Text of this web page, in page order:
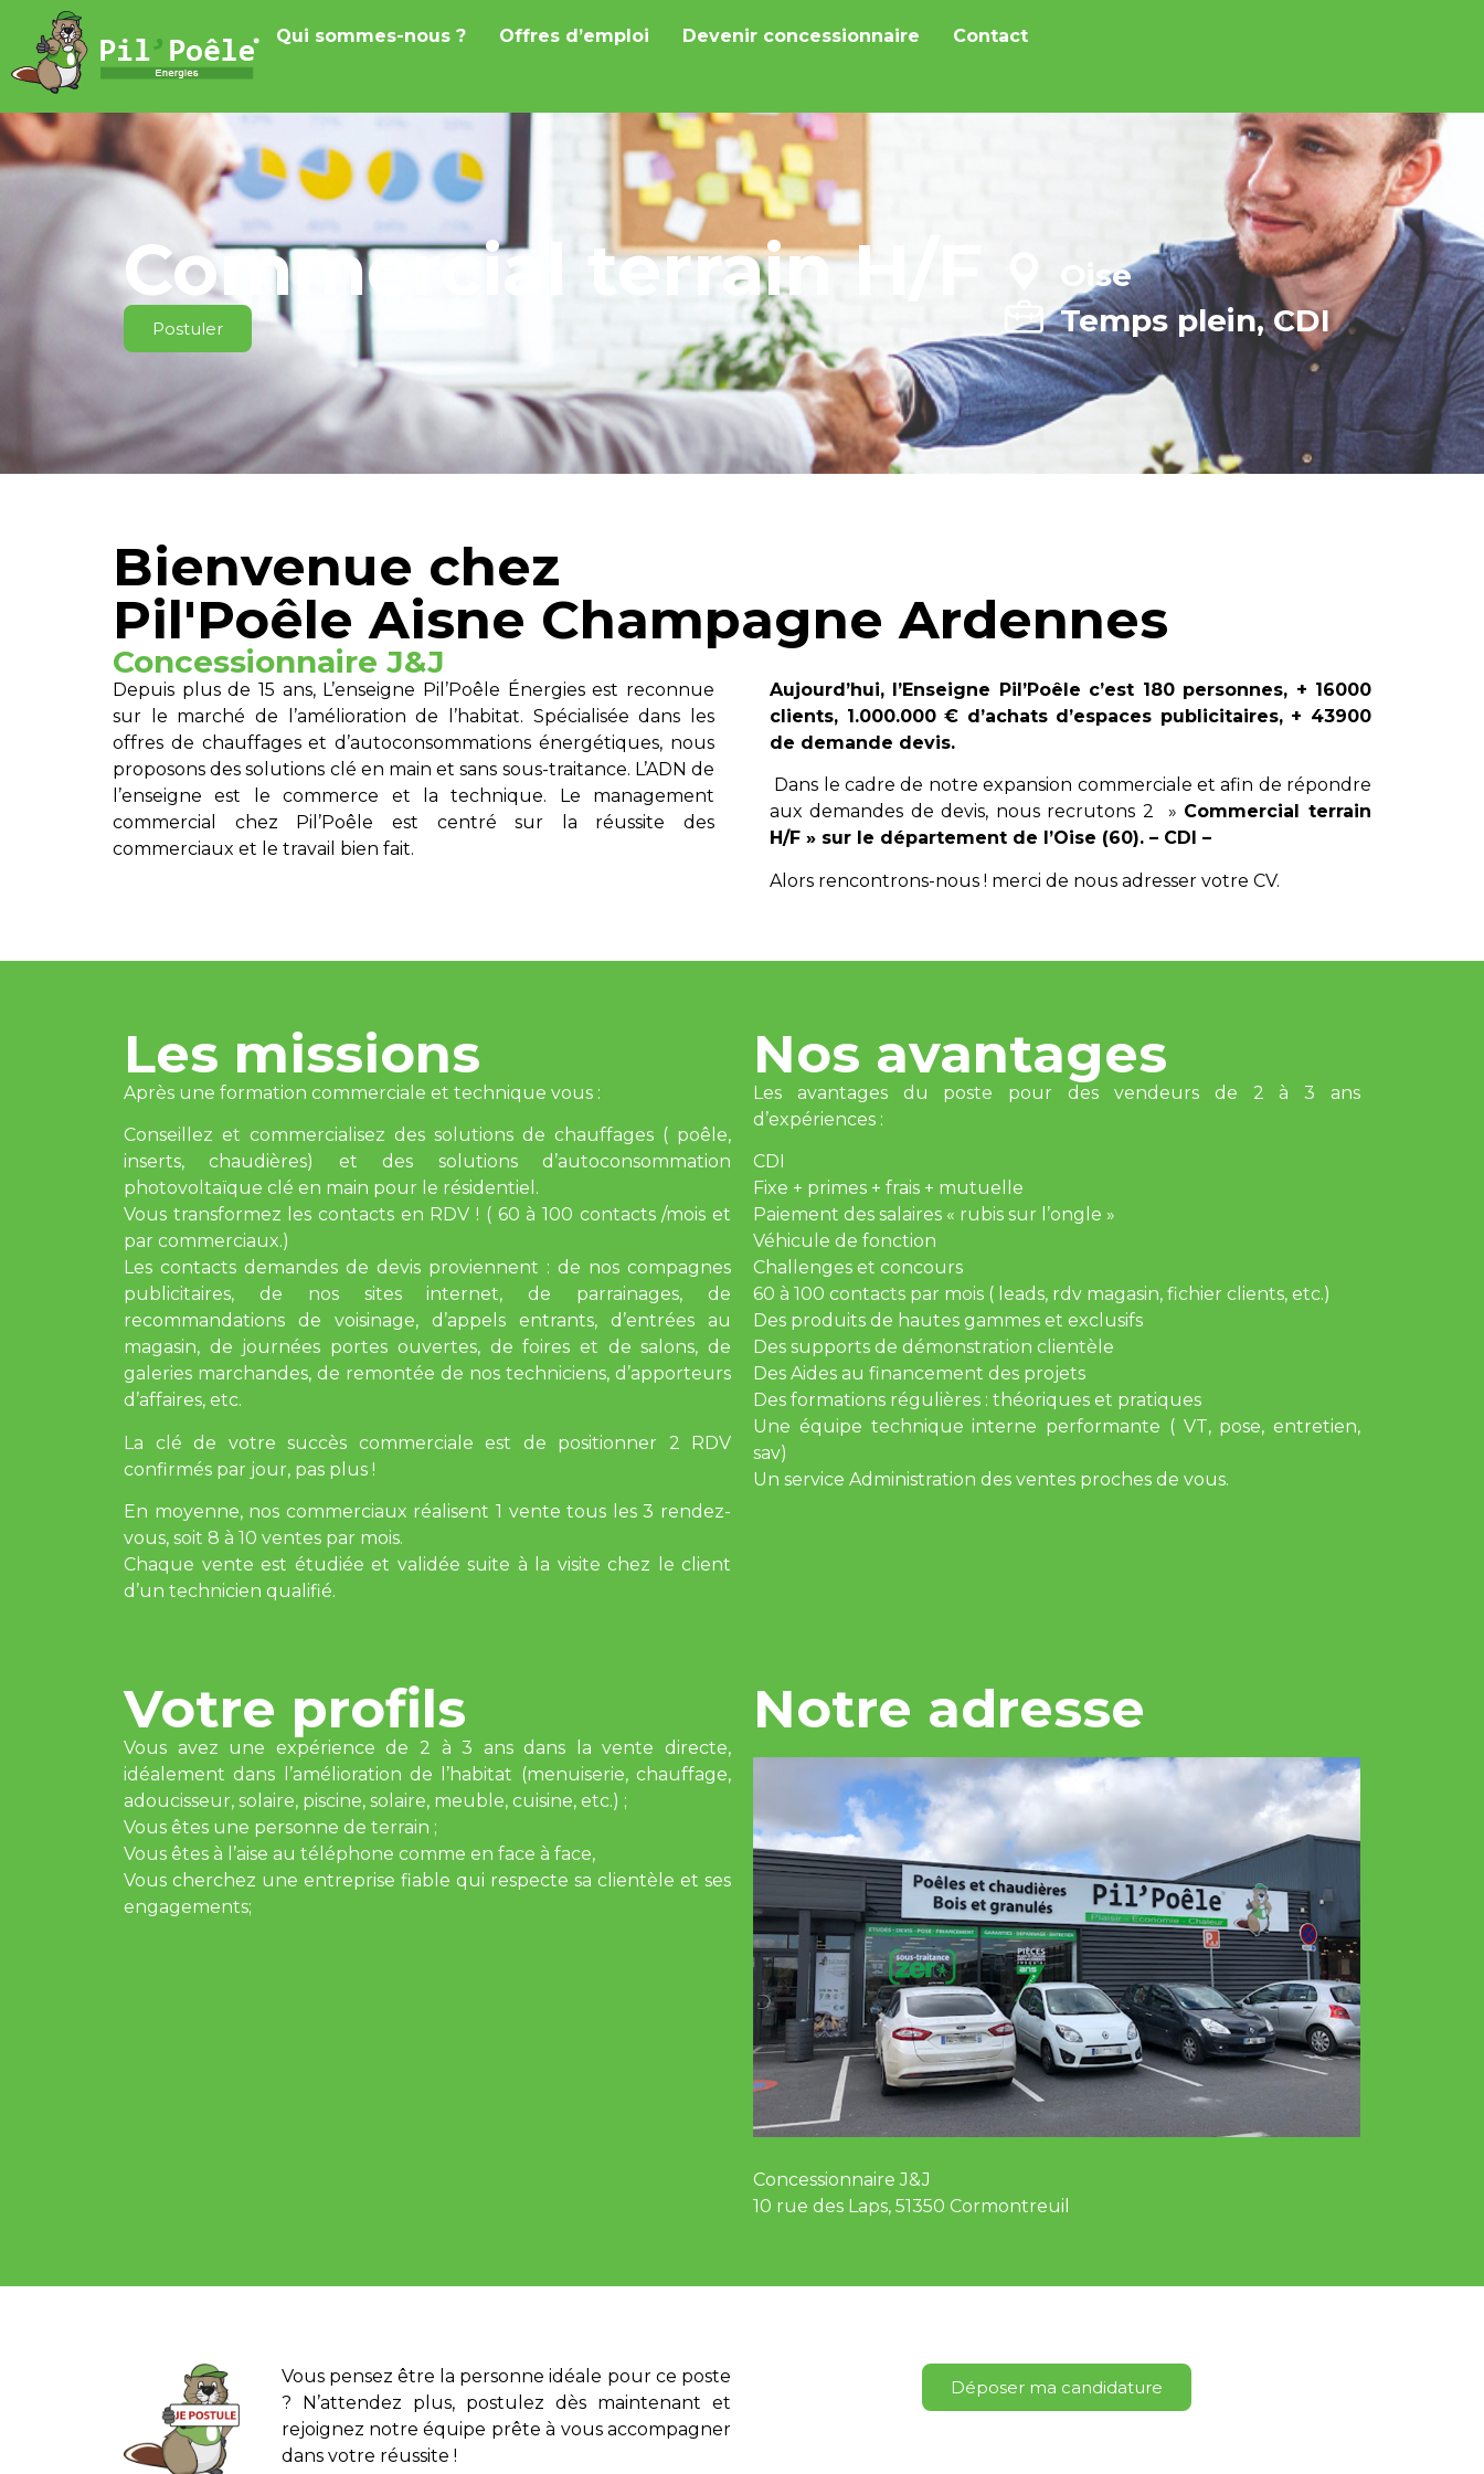
Qui sommes-nous ? Offres d’emploi Devenir concessionnaire Contact
Commercial terrain H/F
Postuler
Oise
Temps plein, CDI
Bienvenue chez
Pil'Poêle Aisne Champagne Ardennes
Concessionnaire J&J
Depuis plus de 15 ans, L’enseigne Pil’Poêle Énergies est reconnue
sur le marché de l’amélioration de l’habitat. Spécialisée dans les
offres de chauffages et d’autoconsommations énergétiques, nous
proposons des solutions clé en main et sans sous-traitance. L’ADN de
l’enseigne est le commerce et la technique. Le management
commercial chez Pil’Poêle est centré sur la réussite des
commerciaux et le travail bien fait.
Aujourd’hui, l’Enseigne Pil’Poêle c’est 180 personnes, + 16000
clients, 1.000.000 € d’achats d’espaces publicitaires, + 43900
de demande devis.
Dans le cadre de notre expansion commerciale et afin de répondre
aux demandes de devis, nous recrutons 2 » Commercial terrain
H/F » sur le département de l’Oise (60). – CDI –
Alors rencontrons-nous ! merci de nous adresser votre CV.
Les missions
Après une formation commerciale et technique vous :
Conseillez et commercialisez des solutions de chauffages ( poêle,
inserts, chaudières) et des solutions d’autoconsommation
photovoltaïque clé en main pour le résidentiel.
Vous transformez les contacts en RDV ! ( 60 à 100 contacts /mois et
par commerciaux.)
Les contacts demandes de devis proviennent : de nos compagnes
publicitaires, de nos sites internet, de parrainages, de
recommandations de voisinage, d’appels entrants, d’entrées au
magasin, de journées portes ouvertes, de foires et de salons, de
galeries marchandes, de remontée de nos techniciens, d’apporteurs
d’affaires, etc.
La clé de votre succès commerciale est de positionner 2 RDV
confirmés par jour, pas plus !
En moyenne, nos commerciaux réalisent 1 vente tous les 3 rendez-
vous, soit 8 à 10 ventes par mois.
Chaque vente est étudiée et validée suite à la visite chez le client
d’un technicien qualifié.
Nos avantages
Les avantages du poste pour des vendeurs de 2 à 3 ans
d’expériences :
CDI
Fixe + primes + frais + mutuelle
Paiement des salaires « rubis sur l’ongle »
Véhicule de fonction
Challenges et concours
60 à 100 contacts par mois ( leads, rdv magasin, fichier clients, etc.)
Des produits de hautes gammes et exclusifs
Des supports de démonstration clientèle
Des Aides au financement des projets
Des formations régulières : théoriques et pratiques
Une équipe technique interne performante ( VT, pose, entretien,
sav)
Un service Administration des ventes proches de vous.
Votre profils
Vous avez une expérience de 2 à 3 ans dans la vente directe,
idéalement dans l’amélioration de l’habitat (menuiserie, chauffage,
adoucisseur, solaire, piscine, solaire, meuble, cuisine, etc.) ;
Vous êtes une personne de terrain ;
Vous êtes à l’aise au téléphone comme en face à face,
Vous cherchez une entreprise fiable qui respecte sa clientèle et ses
engagements;
Notre adresse
Concessionnaire J&J
10 rue des Laps, 51350 Cormontreuil
Vous pensez être la personne idéale pour ce poste
? N’attendez plus, postulez dès maintenant et
rejoignez notre équipe prête à vous accompagner
dans votre réussite !
Déposer ma candidature